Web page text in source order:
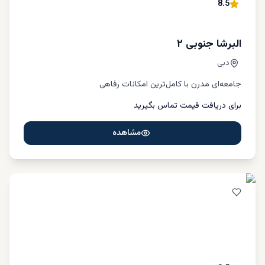
کسب اطلاعات بیشتر پیشنهاد می‌دهیم مطلب لینک شده
اعمار بیچ فرانت دبی: جزیره‌ای خصوصی با
چشم‌اندازهای بی‌پایان دریا
اعمار بیچ فرانت
امکانات بی‌نظیری در دل خود جای داده است. با زندگی در
8.5
البرشا جنوبی ۲
دبی
جامعه‌ای مدرن با کامل‌ترین امکانات رفاهی
برای دریافت قیمت تماس بگیرید
مشاهده